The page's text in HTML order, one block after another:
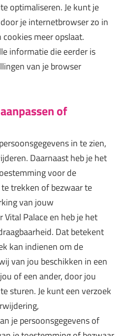
optimaliseren. Je kunt je
je internetbrowser zo in
meer opslaat.
informatie die eerder is
van je browser
of
in te zien,
Daarnaast heb je het
voor de
trekken of bezwaar te
van jouw
Palace en heb je het
Dat betekent
kan indienen om de
van jou beschikken in een
of een ander, door jou
sturen. Je kunt een verzoek
je persoonsgegevens of